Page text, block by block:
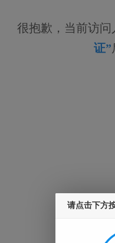
很抱歉，当前访
证”
请点击下方